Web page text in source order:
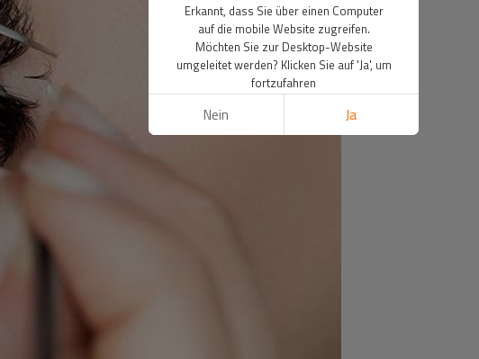
Erkannt, dass Sie über einen Computer
auf die mobile Website zugreifen.
Möchten Sie zur Desktop-Website
umgeleitet werden? Klicken Sie auf 'Ja', um
fortzufahren
Nein Ja